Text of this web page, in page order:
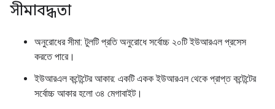
সীমাবদ্ধতা
অনুরোধের সীমা: টুলটি প্রতি অনুরোধে সর্বোচ্চ ২০টি ইউআরএল প্রসেস
করতে পারে।
ইউআরএল কন্টেন্টের আকার: একটি একক ইউআরএল থেকে প্রাপ্ত কন্টেন্টের
সর্বোচ্চ আকার হলো ৩৪ মেগাবাইট।